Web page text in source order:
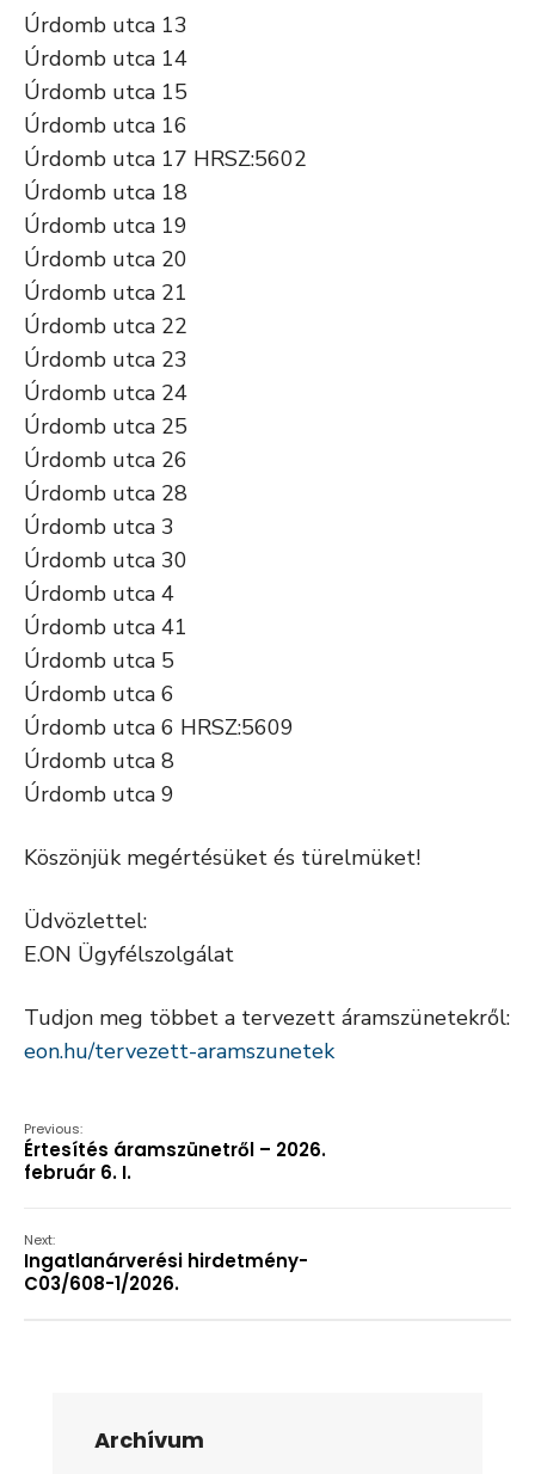
Úrdomb utca 13
Úrdomb utca 14
Úrdomb utca 15
Úrdomb utca 16
Úrdomb utca 17 HRSZ:5602
Úrdomb utca 18
Úrdomb utca 19
Úrdomb utca 20
Úrdomb utca 21
Úrdomb utca 22
Úrdomb utca 23
Úrdomb utca 24
Úrdomb utca 25
Úrdomb utca 26
Úrdomb utca 28
Úrdomb utca 3
Úrdomb utca 30
Úrdomb utca 4
Úrdomb utca 41
Úrdomb utca 5
Úrdomb utca 6
Úrdomb utca 6 HRSZ:5609
Úrdomb utca 8
Úrdomb utca 9
Köszönjük megértésüket és türelmüket!
Üdvözlettel:
E.ON Ügyfélszolgálat
Tudjon meg többet a tervezett áramszünetekről:
eon.hu/tervezett-aramszunetek
Previous:
Értesítés áramszünetről – 2026.
február 6. I.
Next:
Ingatlanárverési hirdetmény-
C03/608-1/2026.
Archívum